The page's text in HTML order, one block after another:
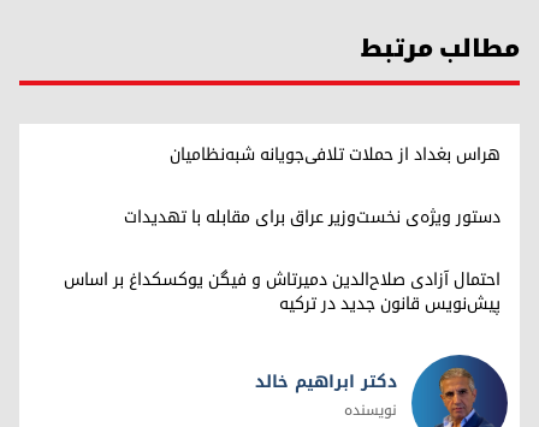
مطالب مرتبط
هراس بغداد از حملات تلافی‌جویانه شبه‌نظامیان
دستور ویژه‌ی نخست‌وزیر عراق برای مقابله با تهدیدات
احتمال آزادی صلاح‌الدین دمیرتاش و فیگن یوکسکداغ بر اساس
پیش‌نویس قانون جدید در ترکیه
دکتر ابراهیم خالد
نویسنده